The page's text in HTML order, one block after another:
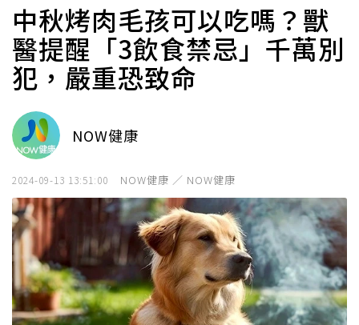
中秋烤肉毛孩可以吃嗎？獸
醫提醒「3飲食禁忌」千萬別
犯，嚴重恐致命
NOW健康
2024-09-13 13:51:00 NOW健康 ／ NOW健康